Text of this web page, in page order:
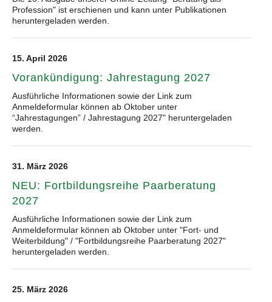
Profession" ist erschienen und kann unter Publikationen
heruntergeladen werden.
15. April 2026
Vorankündigung: Jahrestagung 2027
Ausführliche Informationen sowie der Link zum
Anmeldeformular können ab Oktober unter
“Jahrestagungen” / Jahrestagung 2027" heruntergeladen
werden.
31. März 2026
NEU: Fortbildungsreihe Paarberatung
2027
Ausführliche Informationen sowie der Link zum
Anmeldeformular können ab Oktober unter "Fort- und
Weiterbildung" / "Fortbildungsreihe Paarberatung 2027"
heruntergeladen werden.
25. März 2026